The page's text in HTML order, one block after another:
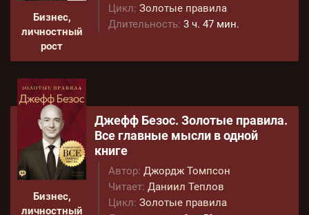
Бизнес,
личностный
рост
Цикл: Золотые правила
Длительность: 3 ч. 47 мин.
Бизнес,
личностный
Джефф Безос. Золотые правила.
Все главные мысли в одной
книге
Автор: Джордж Томпсон
Читает: Даниил Теплов
Цикл: Золотые правила